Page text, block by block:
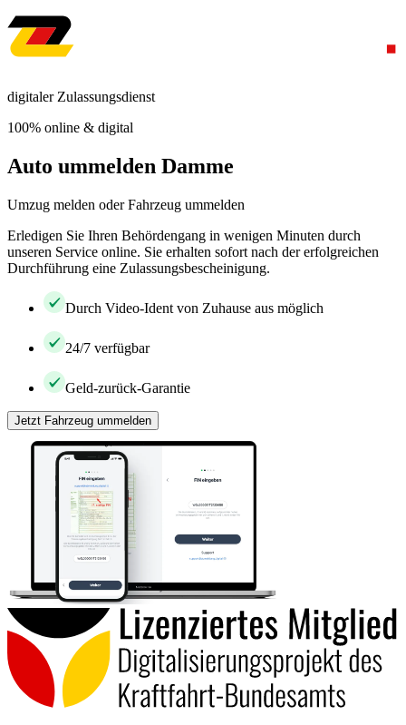
digitaler Zulassungsdienst
100% online & digital
Auto ummelden Damme
Umzug melden oder Fahrzeug ummelden
Erledigen Sie Ihren Behördengang in wenigen Minuten durch
unseren Service online. Sie erhalten sofort nach der erfolgreichen
Durchführung eine Zulassungsbescheinigung.
Durch Video-Ident von Zuhause aus möglich
24/7 verfügbar
Geld-zurück-Garantie
Jetzt Fahrzeug ummelden